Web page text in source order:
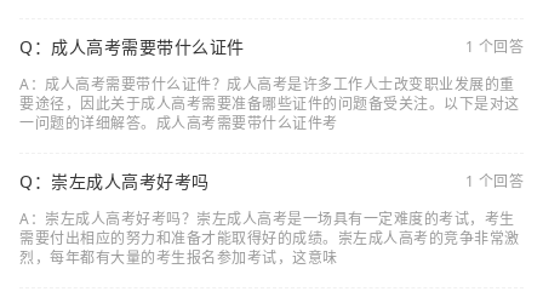
Q：成人高考需要带什么证件
1 个回答
A：成人高考需要带什么证件？成人高考是许多工作人士改变职业发展的重
要途径，因此关于成人高考需要准备哪些证件的问题备受关注。以下是对这
一问题的详细解答。成人高考需要带什么证件考
Q：崇左成人高考好考吗
1 个回答
A：崇左成人高考好考吗？崇左成人高考是一场具有一定难度的考试，考生
需要付出相应的努力和准备才能取得好的成绩。崇左成人高考的竞争非常激
烈，每年都有大量的考生报名参加考试，这意味